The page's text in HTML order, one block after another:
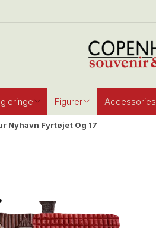
Figurer Accessories
Nyhavn Fyrtøjet Og 17